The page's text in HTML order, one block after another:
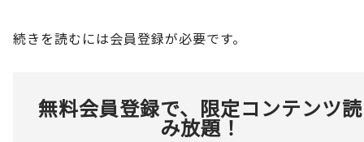
続きを読むには会員登録が必要です。
無料会員登録で、限定コンテンツ読
み放題！